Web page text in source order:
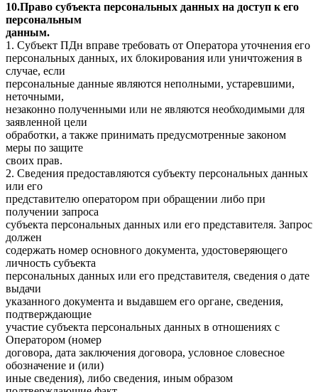
10.Право субъекта персональных данных на доступ к его
персональным
данным.
1. Субъект ПДн вправе требовать от Оператора уточнения его
персональных данных, их блокирования или уничтожения в
случае, если
персональные данные являются неполными, устаревшими,
неточными,
незаконно полученными или не являются необходимыми для
заявленной цели
обработки, а также принимать предусмотренные законом
меры по защите
своих прав.
2. Сведения предоставляются субъекту персональных данных
или его
представителю оператором при обращении либо при
получении запроса
субъекта персональных данных или его представителя. Запрос
должен
содержать номер основного документа, удостоверяющего
личность субъекта
персональных данных или его представителя, сведения о дате
выдачи
указанного документа и выдавшем его органе, сведения,
подтверждающие
участие субъекта персональных данных в отношениях с
Оператором (номер
договора, дата заключения договора, условное словесное
обозначение и (или)
иные сведения), либо сведения, иным образом